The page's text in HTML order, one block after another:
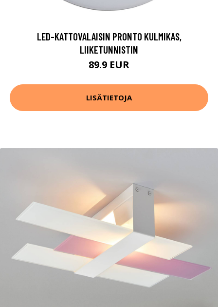
LED-KATTOVALAISIN PRONTO KULMIKAS,
LIIKETUNNISTIN
89.9 EUR
LISÄTIETOJA